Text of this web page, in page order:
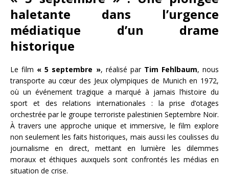
haletante dans l’urgence
médiatique d’un drame
historique
Le film « 5 septembre », réalisé par Tim Fehlbaum, nous
transporte au cœur des Jeux olympiques de Munich en 1972,
où un événement tragique a marqué à jamais l’histoire du
sport et des relations internationales : la prise d’otages
orchestrée par le groupe terroriste palestinien Septembre Noir.
À travers une approche unique et immersive, le film explore
non seulement les faits historiques, mais aussi les coulisses du
journalisme en direct, mettant en lumière les dilemmes
moraux et éthiques auxquels sont confrontés les médias en
situation de crise.